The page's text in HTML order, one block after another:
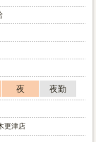
夜
夜勤
更津店